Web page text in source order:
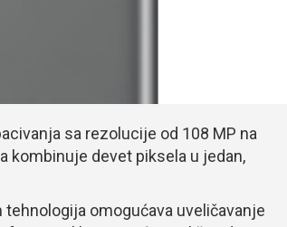
sa rezolucije od 108 MP na
kombinuje devet piksela u jedan,
tehnologija omogućava uveličavanje